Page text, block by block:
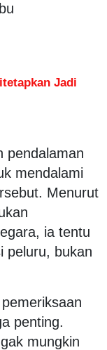
Jadi
pendalaman
mendalami
Menurut
ia tentu
peluru, bukan
penting.
mungkin